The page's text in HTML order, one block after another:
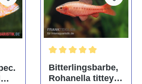
Bewertung von 5 von 5 Sternen
Bitterlingsbarbe,
Rohanella titteya,